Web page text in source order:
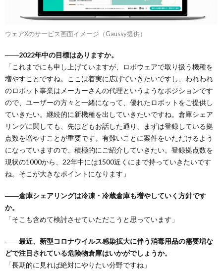
ウェアXのサービス画面イメージ（Gaussy提供）
――2022年中の目標はありますか。
「これまでにも申し上げていますが、ロボウェアで取り扱う機種を
増やすことですね。ここは着実に広げていきたいですし、われわれ
のロボット事業はメーカーさんの代理というようなポジションです
ので、ユーザーの方々と一緒になって、優れたロボットをご提供し
ていきたい。継続的に新機種を出していきたいですね。倉庫シェア
リングに関しても、先ほどもお話した通り、まずは登録している拠
点数を増やすことが重要です。有難いことに案件をいただけるよう
になっていますので、積極的にご紹介していきたい。登録拠点数を
現状の1000から、22年中には1500近くにまで持っていきたいです
ね。そこが大きなポイントになります」
――倉庫シェアリングは冷凍・冷蔵倉庫も増やしていく方針です
か。
「そこも含めて検討させていただこうと思っています」
――最近、新型コロナウイルス感染拡大に伴う消毒用品の需要増な
どで注目されている危険物倉庫はいかがでしょうか。
「長期的に見れば絶対にやりたい分野ですね」